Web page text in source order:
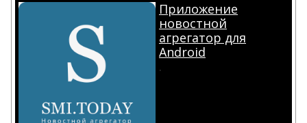
Приложение
новостной
агрегатор для
Android
.